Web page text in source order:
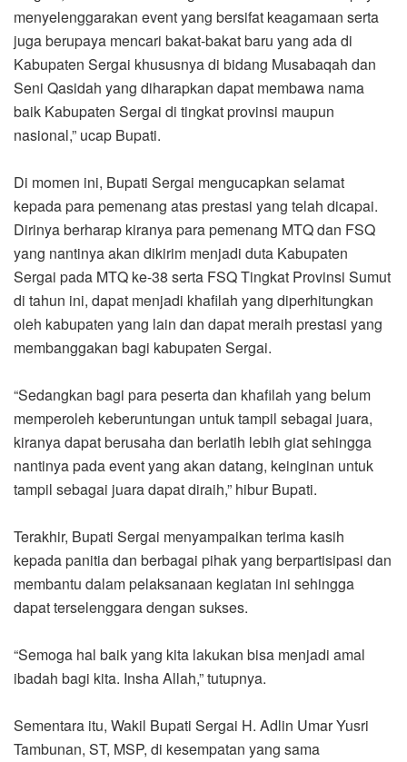
menyelenggarakan event yang bersifat keagamaan serta
juga berupaya mencari bakat-bakat baru yang ada di
Kabupaten Sergai khususnya di bidang Musabaqah dan
Seni Qasidah yang diharapkan dapat membawa nama
baik Kabupaten Sergai di tingkat provinsi maupun
nasional,” ucap Bupati.
Di momen ini, Bupati Sergai mengucapkan selamat
kepada para pemenang atas prestasi yang telah dicapai.
Dirinya berharap kiranya para pemenang MTQ dan FSQ
yang nantinya akan dikirim menjadi duta Kabupaten
Sergai pada MTQ ke-38 serta FSQ Tingkat Provinsi Sumut
di tahun ini, dapat menjadi khafilah yang diperhitungkan
oleh kabupaten yang lain dan dapat meraih prestasi yang
membanggakan bagi kabupaten Sergai.
“Sedangkan bagi para peserta dan khafilah yang belum
memperoleh keberuntungan untuk tampil sebagai juara,
kiranya dapat berusaha dan berlatih lebih giat sehingga
nantinya pada event yang akan datang, keinginan untuk
tampil sebagai juara dapat diraih,” hibur Bupati.
Terakhir, Bupati Sergai menyampaikan terima kasih
kepada panitia dan berbagai pihak yang berpartisipasi dan
membantu dalam pelaksanaan kegiatan ini sehingga
dapat terselenggara dengan sukses.
“Semoga hal baik yang kita lakukan bisa menjadi amal
ibadah bagi kita. Insha Allah,” tutupnya.
Sementara itu, Wakil Bupati Sergai H. Adlin Umar Yusri
Tambunan, ST, MSP, di kesempatan yang sama